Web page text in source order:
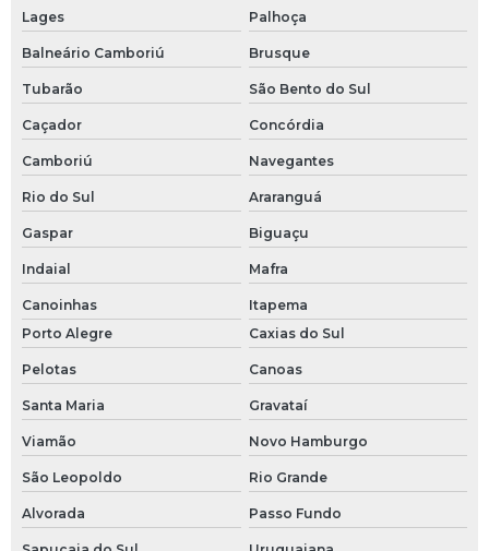
Valvula danfoss
Valvula solenoide danfoss
Válvula agulha
Válvula borboleta sanitária
Válvula esfera inox 1 2
Válvula esfera inox 3 4
Válvula hidráulica
Válvula solenoide para água
Válvula tripartida
Válvula tripartida 1 2
Válvula tripartida inox
Lages Palhoça
Balneário Camboriú Brusque
Tubarão São Bento do Sul
Caçador Concórdia
Camboriú Navegantes
Rio do Sul Araranguá
Gaspar Biguaçu
Indaial Mafra
Canoinhas
Itapema
Porto Alegre
Caxias do Sul
Pelotas Canoas
Santa Maria Gravataí
Viamão Novo Hamburgo
São Leopoldo Rio Grande
Alvorada Passo Fundo